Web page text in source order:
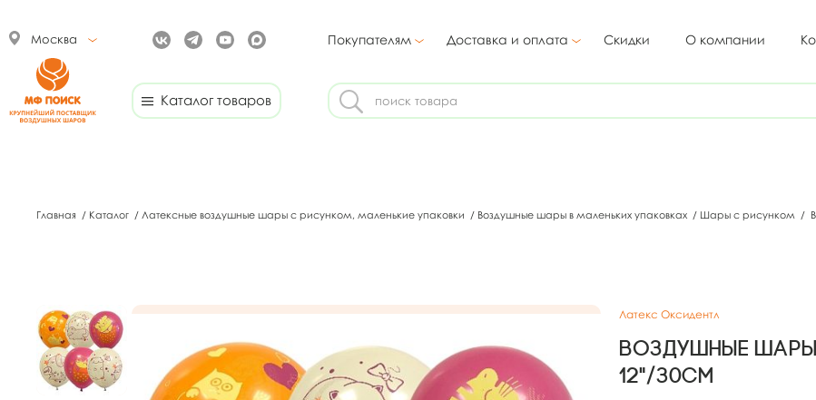
Москва Покупателям Доставка и оплата Скидки О компании
Каталог товаров
Главная / Каталог / Латексные воздушные шары с рисунком, маленькие упаковки / Воздушные шары в маленьких упаковках / Шары с рисунком /
Латекс Оксидентл
Воздушные
12"/30см